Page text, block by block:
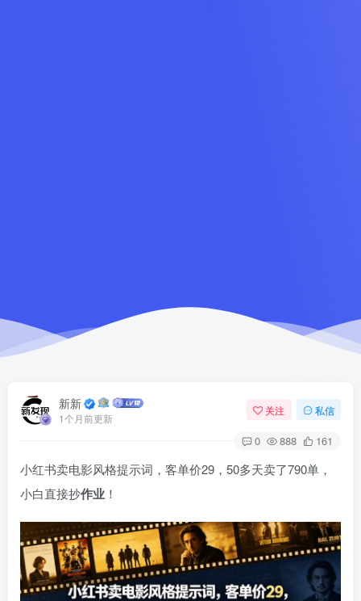
新新
1个月前更新
关注 私信
0 888 161
小红书卖电影风格提示词，客单价29，50多天卖了790单，
小白直接抄作业 ！